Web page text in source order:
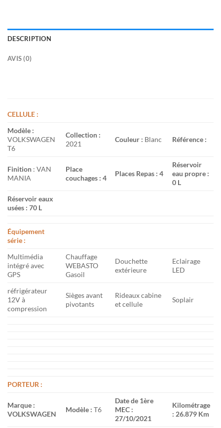
DESCRIPTION
AVIS (0)
CELLULE :
Modèle :
VOLKSWAGEN
T6
Collection :
2021
Couleur : Blanc Référence :
Finition : VAN
MANIA
Place
couchages : 4
Places Repas : 4
Réservoir
eau propre :
0 L
Réservoir eaux
usées : 70 L
Équipement
série :
Multimédia
intégré avec
GPS
Chauffage
WEBASTO
Gasoil
Douchette
extérieure
Eclairage
LED
réfrigérateur
12V à
compression
Sièges avant
pivotants
Rideaux cabine
et cellule
Soplair
PORTEUR :
Marque :
VOLKSWAGEN
Modèle : T6
Date de 1ère
MEC :
27/10/2021
Kilométrage
: 26.879 Km